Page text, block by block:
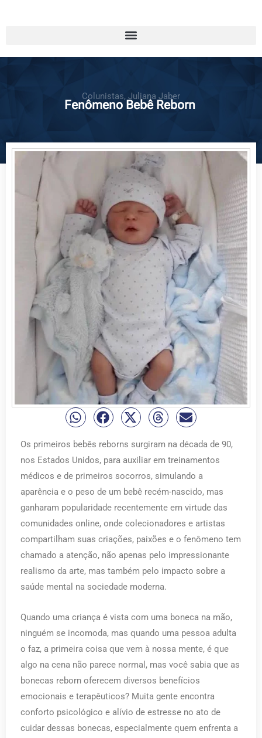
Colunistas, Juliana Jaber
Fenômeno Bebê Reborn
Os primeiros bebês reborns surgiram na década de 90,
nos Estados Unidos, para auxiliar em treinamentos
médicos e de primeiros socorros, simulando a
aparência e o peso de um bebê recém-nascido, mas
ganharam popularidade recentemente em virtude das
comunidades online, onde colecionadores e artistas
compartilham suas criações, paixões e o fenômeno tem
chamado a atenção, não apenas pelo impressionante
realismo da arte, mas também pelo impacto sobre a
saúde mental na sociedade moderna.
Quando uma criança é vista com uma boneca na mão,
ninguém se incomoda, mas quando uma pessoa adulta
o faz, a primeira coisa que vem à nossa mente, é que
algo na cena não parece normal, mas você sabia que as
bonecas reborn oferecem diversos benefícios
emocionais e terapêuticos? Muita gente encontra
conforto psicológico e alívio de estresse no ato de
cuidar dessas bonecas, especialmente quem enfrenta a